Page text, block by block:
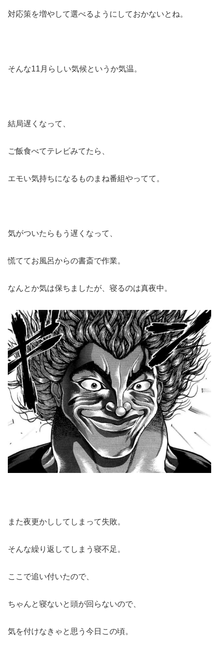
対応策を増やして選べるようにしておかないとね。
そんな11月らしい気候というか気温。
結局遅くなって、
ご飯食べてテレビみてたら、
エモい気持ちになるものまね番組やってて。
気がついたらもう遅くなって、
慌ててお風呂からの書斎で作業。
なんとか気は保ちましたが、寝るのは真夜中。
また夜更かししてしまって失敗。
そんな繰り返してしまう寝不足。
ここで追い付いたので、
ちゃんと寝ないと頭が回らないので、
気を付けなきゃと思う今日この頃。